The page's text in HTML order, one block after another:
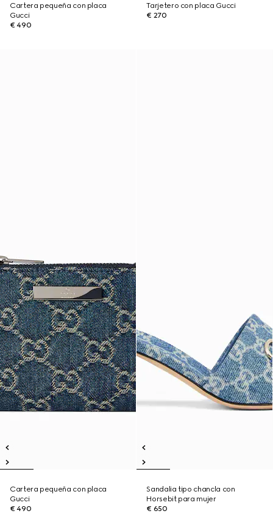
Cartera pequeña con placa
Gucci
€ 490
Tarjetero con placa Gucci
€ 270
Cartera pequeña con placa
Gucci
€ 490
Sandalia tipo chancla con
Horsebit para mujer
€ 650